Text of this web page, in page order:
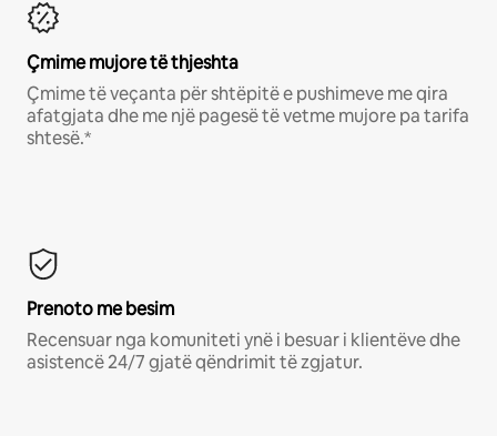
Çmime mujore të thjeshta
Çmime të veçanta për shtëpitë e pushimeve me qira
afatgjata dhe me një pagesë të vetme mujore pa tarifa
shtesë.*
Prenoto me besim
Recensuar nga komuniteti ynë i besuar i klientëve dhe
asistencë 24/7 gjatë qëndrimit të zgjatur.